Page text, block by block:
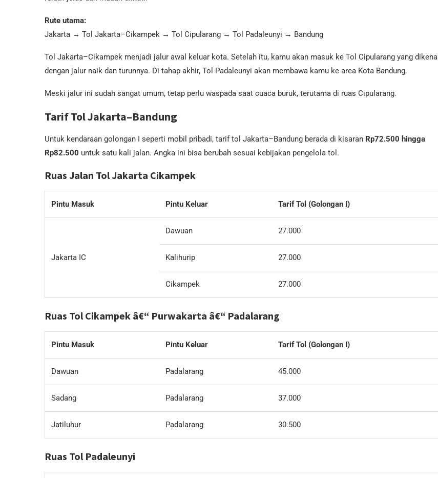
Rute utama:
Jakarta → Tol Jakarta–Cikampek → Tol Cipularang → Tol Padaleunyi → Bandung
Tol Jakarta–Cikampek menjadi jalur awal keluar kota. Setelah itu, kamu akan masuk ke Tol Cipularang yang dikenal
dengan jalur naik dan turunnya. Di tahap akhir, Tol Padaleunyi akan membawa kamu ke area Kota Bandung.
Meski jalur ini sudah sangat umum, tetap perlu waspada saat cuaca buruk, terutama di ruas Cipularang.
Tarif Tol Jakarta–Bandung
Untuk kendaraan golongan I seperti mobil pribadi, tarif tol Jakarta–Bandung berada di kisaran Rp72.500 hingga
Rp82.500 untuk satu kali jalan. Angka ini bisa berubah sesuai kebijakan pengelola tol.
Ruas Jalan Tol Jakarta Cikampek
Pintu Masuk Pintu Keluar Tarif Tol (Golongan I)
Jakarta IC
Dawuan 27.000
Kalihurip 27.000
Cikampek 27.000
Ruas Tol Cikampek â€“ Purwakarta â€“ Padalarang
Pintu Masuk Pintu Keluar Tarif Tol (Golongan I)
Dawuan Padalarang 45.000
Sadang Padalarang 37.000
Jatiluhur Padalarang 30.500
Ruas Tol Padaleunyi